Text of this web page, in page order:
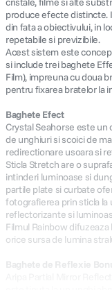
produce efecte distincte.
din fata a obiectivului, in
repetabile si previzibile.
Acest sistem este
si include trei baghete
Film), impreuna cu doua
pentru fixarea bratelor la
Baghete Efect
Crystal Seahorse este un
de unghiuri si scoici de
redirectionare usoara si
Sticla Stretch are o
intinderi luminoase si
partile plate si curbate
fotografierea prin sticla
reflectorizante si
Filmul Rainbow
orice sursa de lumina
Baghete de Reflexie